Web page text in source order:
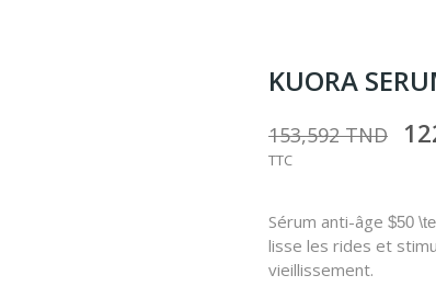
KUORA
153,592 TND
TTC
Sérum anti-âge $50
lisse les rides et
vieillissement.